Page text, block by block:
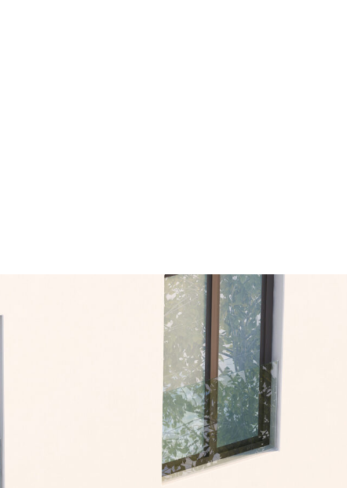
recientes
comentarios que mostrar.